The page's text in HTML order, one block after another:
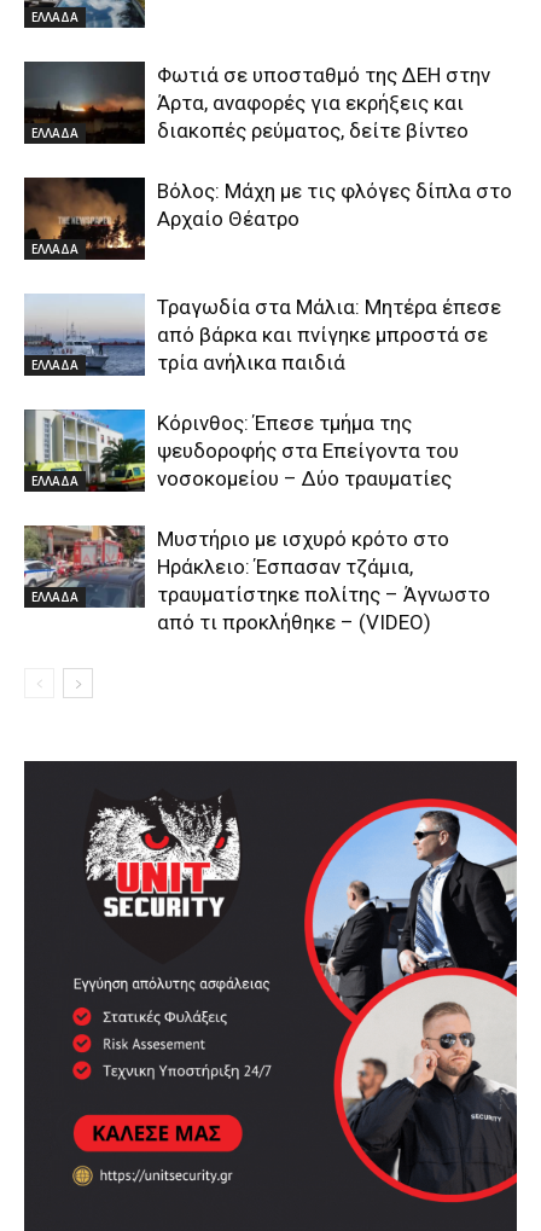
ΕΛΛΑΔΑ
ΕΛΛΑΔΑ
Φωτιά σε υποσταθμό της ΔΕΗ στην
Άρτα, αναφορές για εκρήξεις και
διακοπές ρεύματος, δείτε βίντεο
ΕΛΛΑΔΑ
Βόλος: Μάχη με τις φλόγες δίπλα στο
Αρχαίο Θέατρο
ΕΛΛΑΔΑ
Τραγωδία στα Μάλια: Μητέρα έπεσε
από βάρκα και πνίγηκε μπροστά σε
τρία ανήλικα παιδιά
ΕΛΛΑΔΑ
Κόρινθος: Έπεσε τμήμα της
ψευδοροφής στα Επείγοντα του
νοσοκομείου – Δύο τραυματίες
ΕΛΛΑΔΑ
Μυστήριο με ισχυρό κρότο στο
Ηράκλειο: Έσπασαν τζάμια,
τραυματίστηκε πολίτης – Άγνωστο
από τι προκλήθηκε – (VIDEO)